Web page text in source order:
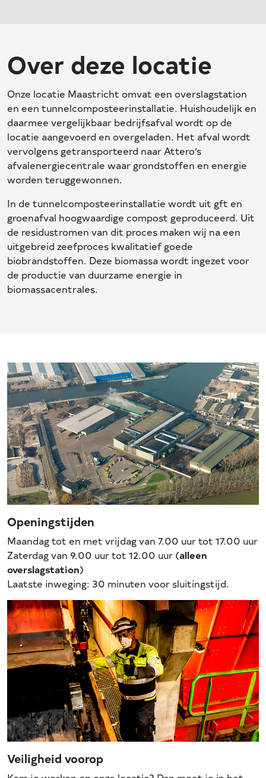
Over deze locatie
Onze locatie Maastricht omvat een overslagstation
en een tunnelcomposteerinstallatie. Huishoudelijk en
daarmee vergelijkbaar bedrijfsafval wordt op de
locatie aangevoerd en overgeladen. Het afval wordt
vervolgens getransporteerd naar Attero’s
afvalenergiecentrale waar grondstoffen en energie
worden teruggewonnen.
In de tunnelcomposteerinstallatie wordt uit gft en
groenafval hoogwaardige compost geproduceerd. Uit
de residustromen van dit proces maken wij na een
uitgebreid zeefproces kwalitatief goede
biobrandstoffen. Deze biomassa wordt ingezet voor
de productie van duurzame energie in
biomassacentrales.
Openingstijden
Maandag tot en met vrijdag van 7.00 uur tot 17.00 uur
Zaterdag van 9.00 uur tot 12.00 uur (alleen
overslagstation)
Laatste inweging: 30 minuten voor sluitingstijd.
Veiligheid voorop